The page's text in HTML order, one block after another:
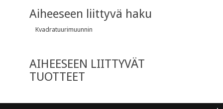
Aiheeseen liittyvä haku
Kvadratuurimuunnin
AIHEESEEN LIITTYVÄT
TUOTTEET